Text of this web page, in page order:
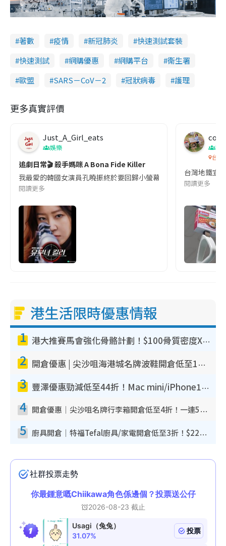
著數 疫情 新冠肺炎
快速測試套裝
快速測試
網購優惠 網購平台
衞生署
歐盟
SARS－CoV－2 冠狀病毒 護理
更多真實評價
Just_A_Girl_eats
娛樂
追劇日常🎬 殺手媽咪 A Bona Fide Killer
我最愛的韓國女演員孔曉振終於要回歸小螢幕啦!這次的劇本改編
閱讀更多
co
吹
台灣
台灣地鐵宣
閱讀更多
港生活限時優惠情報
1 港大推賽馬會強化骨骼計劃！$100骨質密度X光檢查 完成免費運動訓練送超市禮券！附參加資格
2 開倉優惠 | 尖沙咀海港城名牌波鞋開倉低至1折！On鞋$899起／Joy&Peace鞋履$98起
3 豐澤優惠勁減低至44折！Mac mini/iPhone17Pro大減價！廚房家電$220起
4 開倉優惠｜尖沙咀名牌行李箱開倉低至4折！一連5日 American Tourister/ace./Hallmark $200起！
5 廚具開倉｜特福Tefal廚具/家電開倉低至3折！$220起買平底鍋/炒鑊/湯煲！電飯煲/吸塵機/燙斗$418起